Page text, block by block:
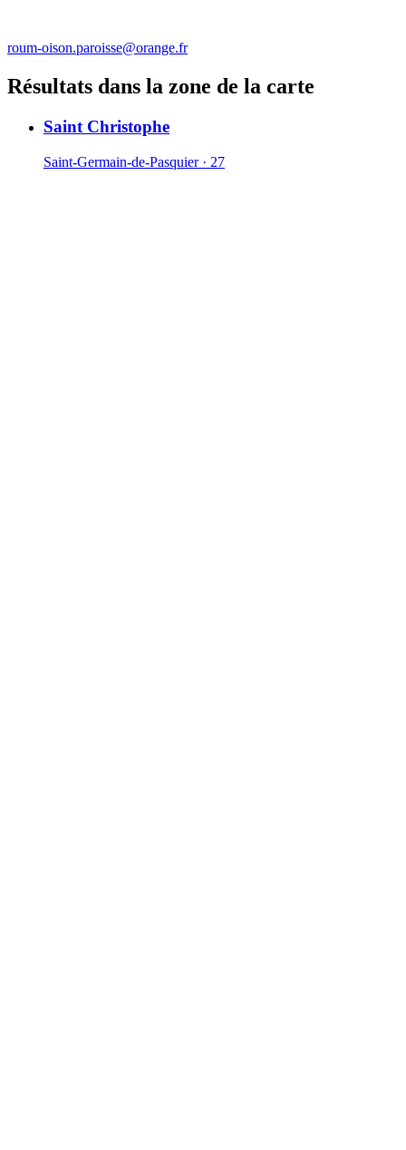
roum-oison.paroisse@orange.fr
Résultats dans la zone de la carte
Saint Christophe
Saint-Germain-de-Pasquier · 27